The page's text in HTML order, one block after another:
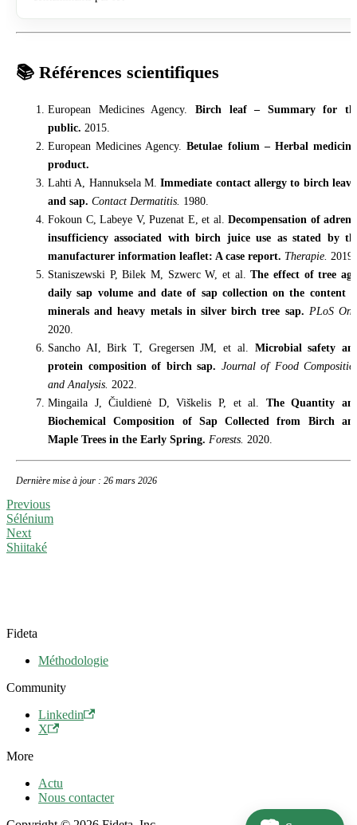
📚 Références scientifiques
European Medicines Agency. Birch leaf – Summary for
public. 2015.
European Medicines Agency.Betulae folium – Herbal
product.
Lahti A, Hannuksela M.Immediate contact allergy to birch
and sap. Contact Dermatitis. 1980.
Fokoun C, Labeye V, Puzenat E, et al. Decompensation of
insufficiency associated with birch juice use as stated by
manufacturer information leaflet: A case report. Therapie. 2019.
Staniszewski P, Bilek M, Szwerc W, et al.The effect of tree
daily sap volume and date of sap collection on the content
minerals and heavy metals in silver birch tree sap. PLoS
2020.
Sancho AI, Birk T, Gregersen JM, et al. Microbial safety
protein composition of birch sap. Journal of Food
and Analysis. 2022.
Mingaila J, Čiuldienė D, Viškelis P, et al. The Quantity
Biochemical Composition of Sap Collected from Birch
Maple Trees in the Early Spring. Forests. 2020.
Dernière mise à jour : 26 mars 2026
Previous
Sélénium
Next
Shiitaké
Fideta
Méthodologie
Community
Linkedin
X
More
Actu
Nous contacter